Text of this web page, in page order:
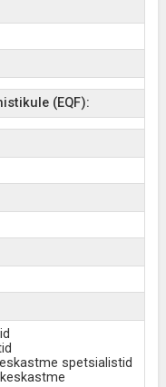
(EQF):
spetsialistid